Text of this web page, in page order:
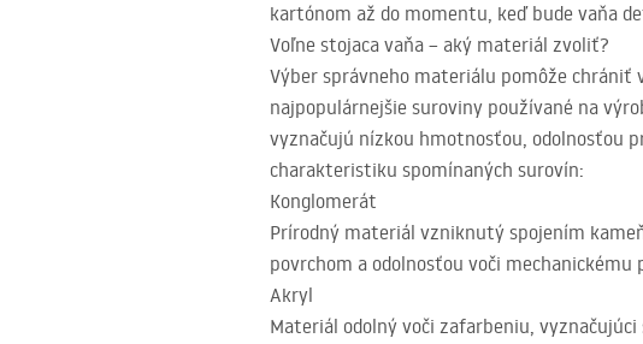
kartónom až do momentu, keď bude vaňa
Voľne stojaca vaňa – aký materiál zvoliť?
Výber správneho materiálu pomôže chrániť
najpopulárnejšie suroviny používané na
vyznačujú nízkou hmotnosťou, odolnosťou
charakteristiku spomínaných surovín:
Konglomerát
Prírodný materiál vzniknutý spojením
povrchom a odolnosťou voči
Akryl
Materiál odolný voči zafarbeniu,